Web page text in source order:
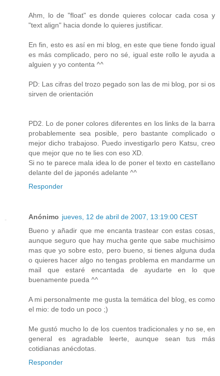
Ahm, lo de "float" es donde quieres colocar cada cosa y
"text align" hacia donde lo quieres justificar.
En fin, esto es así en mi blog, en este que tiene fondo igual
es más complicado, pero no sé, igual este rollo le ayuda a
alguien y yo contenta ^^
PD: Las cifras del trozo pegado son las de mi blog, por si os
sirven de orientación
PD2. Lo de poner colores diferentes en los links de la barra
probablemente sea posible, pero bastante complicado o
mejor dicho trabajoso. Puedo investigarlo pero Katsu, creo
que mejor que no te lies con eso XD.
Si no te parece mala idea lo de poner el texto en castellano
delante del de japonés adelante ^^
Responder
Anónimo jueves, 12 de abril de 2007, 13:19:00 CEST
Bueno y añadir que me encanta trastear con estas cosas,
aunque seguro que hay mucha gente que sabe muchisimo
mas que yo sobre esto, pero bueno, si tienes alguna duda
o quieres hacer algo no tengas problema en mandarme un
mail que estaré encantada de ayudarte en lo que
buenamente pueda ^^
A mi personalmente me gusta la temática del blog, es como
el mio: de todo un poco ;)
Me gustó mucho lo de los cuentos tradicionales y no se, en
general es agradable leerte, aunque sean tus más
cotidianas anécdotas.
Responder